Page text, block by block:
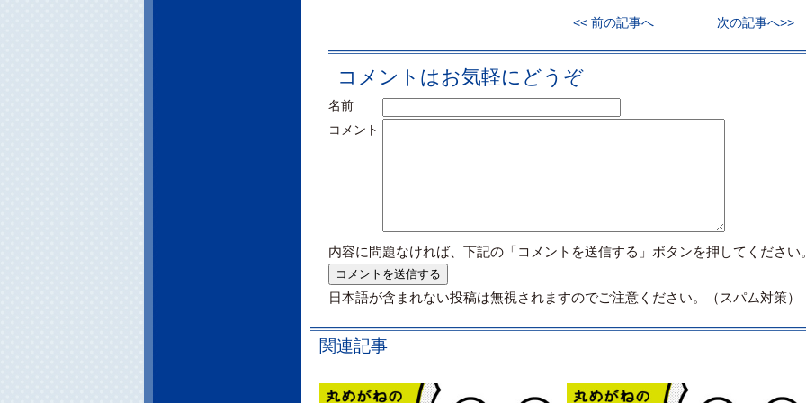
<< 前の記事へ 次の記事へ>>
コメントはお気軽にどうぞ
名前
コメント
内容に問題なければ、下記の「コメントを送信する」ボタンを押してください
日本語が含まれない投稿は無視されますのでご注意ください。（スパム対策）
関連記事